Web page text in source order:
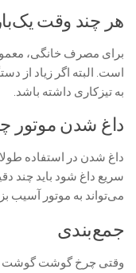
هر چند وقت یک‌بار
است. البته اگر زیاد از
به تیزکاری داشته باشد.
داغ شدن
داغ شدن در استفاده
سریع داغ شود باید چند
می‌تواند به موتور آسیب
جمع‌بندی
وقتی چرخ گوشت گوشت